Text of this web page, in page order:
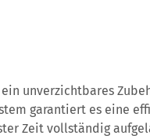
ein unverzichtbares
garantiert es eine
Zeit vollständig